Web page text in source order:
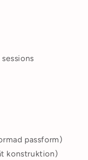
passform)
konstruktion)